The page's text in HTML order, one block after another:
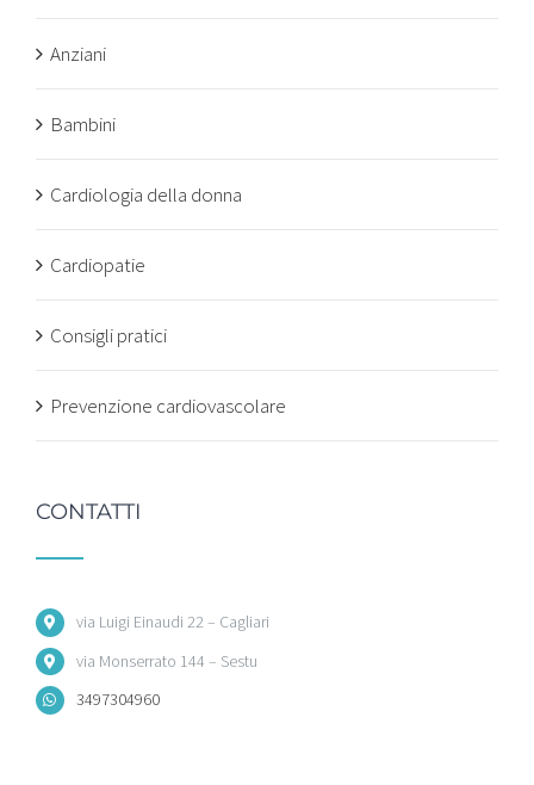
Anziani
Bambini
Cardiologia della donna
Cardiopatie
Consigli pratici
Prevenzione cardiovascolare
CONTATTI
via Luigi Einaudi 22 – Cagliari
via Monserrato 144 – Sestu
3497304960